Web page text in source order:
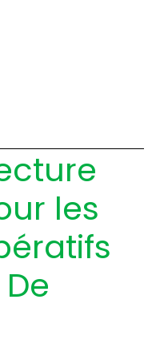
les